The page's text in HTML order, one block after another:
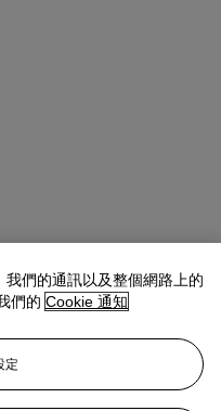
們的通訊以及整個網路上的
們的 Cookie 通知
定